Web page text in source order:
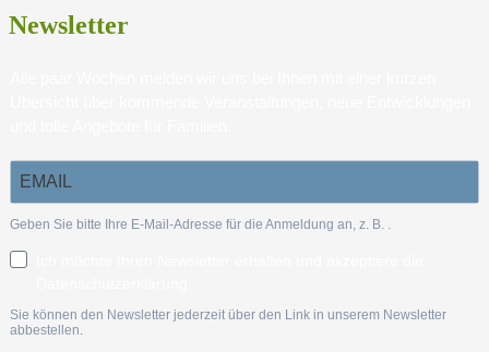
Newsletter
Geben Sie bitte Ihre E-Mail-Adresse für die Anmeldung an, z. B.
Sie können den Newsletter jederzeit über den Link in unserem Newsletter
abbestellen.